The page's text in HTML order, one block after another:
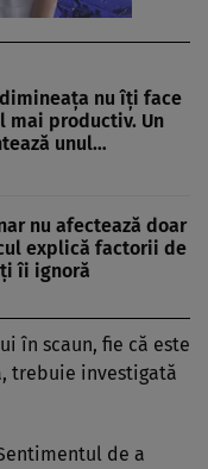
nu îți face
mai productiv. Un
unul…
nu afectează doar
explică factorii de
îi ignoră
în scaun, fie că este
trebuie investigată
de a